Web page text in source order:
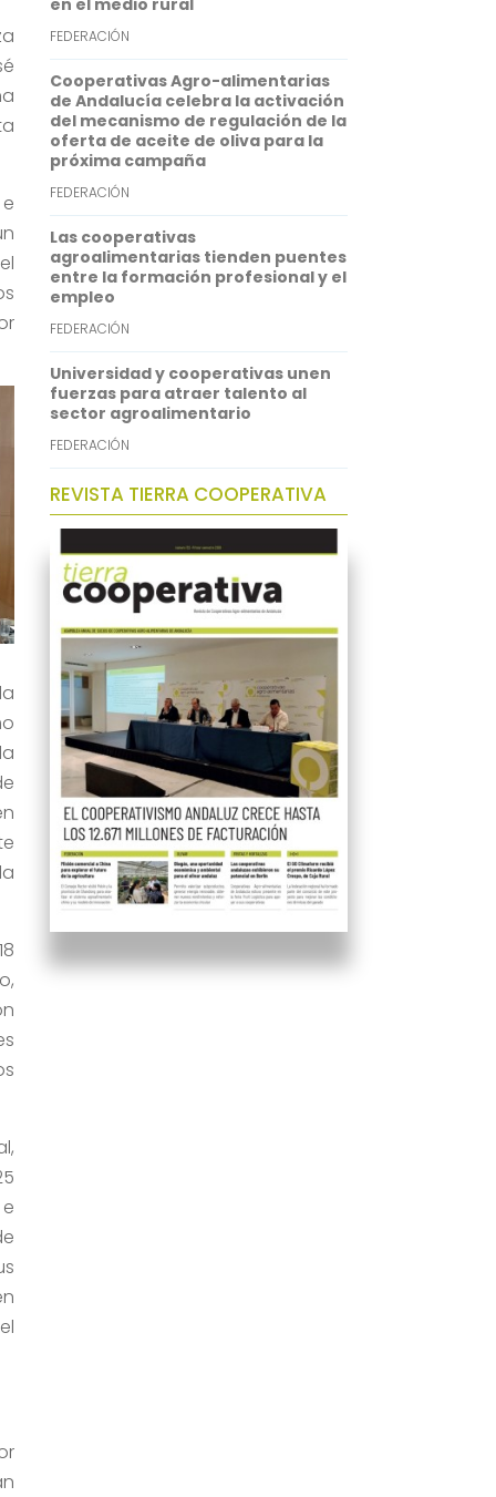
A
p
p
e
d
I
n
FEDERACIÓN
Cooperativas Agro-alimentarias
de Andalucía celebra la activación
del mecanismo de regulación de la
oferta de aceite de oliva para la
próxima campaña
FEDERACIÓN
Las cooperativas
agroalimentarias tienden puentes
entre la formación profesional y el
empleo
FEDERACIÓN
Universidad y cooperativas unen
fuerzas para atraer talento al
sector agroalimentario
FEDERACIÓN
REVISTA TIERRA COOPERATIVA